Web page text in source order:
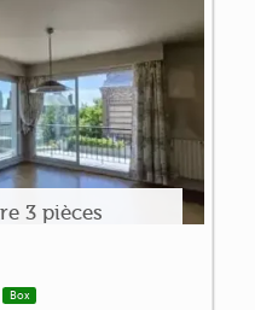
3 pièces
Box